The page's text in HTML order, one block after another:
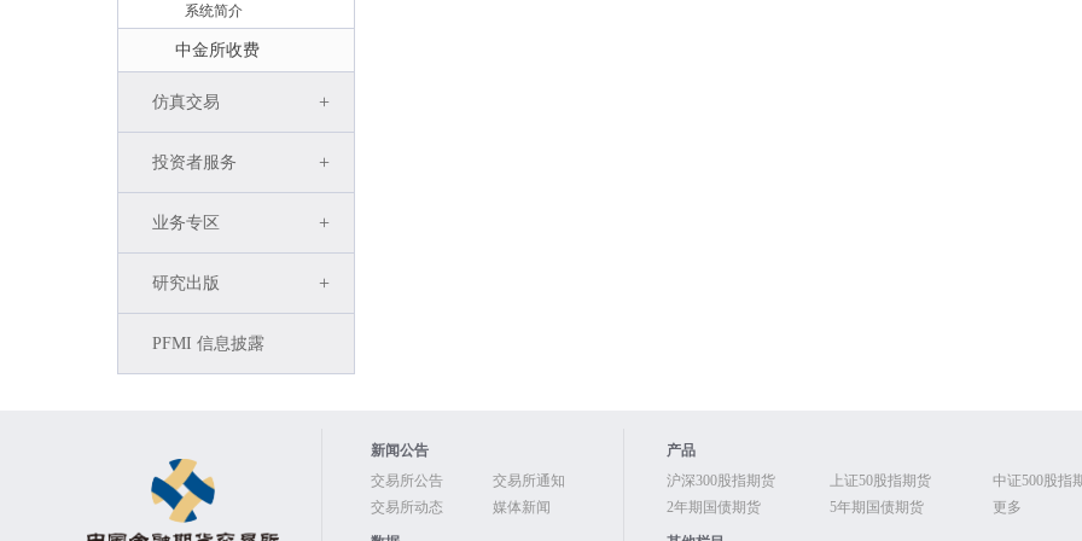
系统简介
中金所收费
仿真交易 +
投资者服务 +
业务专区 +
研究出版 +
PFMI 信息披露
新闻公告
交易所公告
交易所通知
交易所动态
媒体新闻
产品
沪深300股指期货
上证50股指期货
中证500股指
2年期国债期货
5年期国债期货 更多